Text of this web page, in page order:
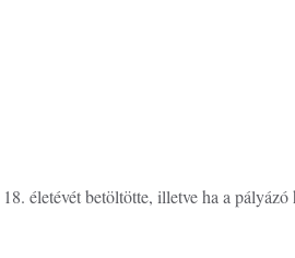
életévét betöltötte, illetve ha a pályázó